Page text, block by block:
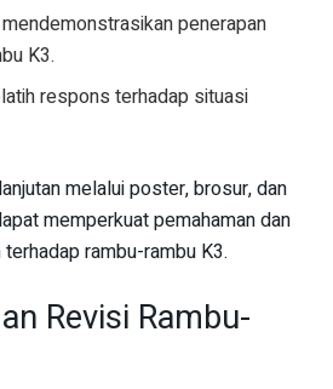
penerapan
K3.
respons terhadap situasi
melalui poster, brosur, dan
memperkuat pemahaman dan
rambu-rambu K3.
Revisi Rambu-